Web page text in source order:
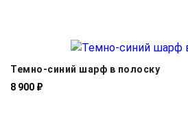
Темно-синий шарф в полоску
8 900 ₽